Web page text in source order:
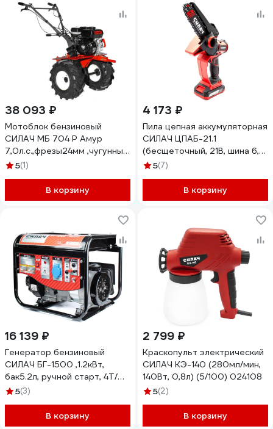
38 093 ₽
Мотоблок бензиновый
СИЛАЧ МБ 704 Р Амур
7,0л.с.,фрезы24мм ,чугунный
редуктор(без колес)4+2/с
5(1)
В корзину
4 173 ₽
Пила цепная аккумуляторная
СИЛАЧ ЦПАБ-21.1
(бесщеточный, 21В, шина 6,
аккум Li-Ion 2,5Ач) картон, 1
5(7)
В корзину
16 139 ₽
Генератор бензиновый
СИЛАЧ БГ-1500 ,1.2кВт,
бак5.2л, ручной старт, 4Т/
АИ-92/354г/кВт*ч (1/12)
5(3)
В корзину
2 799 ₽
Краскопульт электрический
СИЛАЧ КЭ-140 (280мл/мин,
140Вт, 0,8л) (5/100) 024108
5(2)
В корзину